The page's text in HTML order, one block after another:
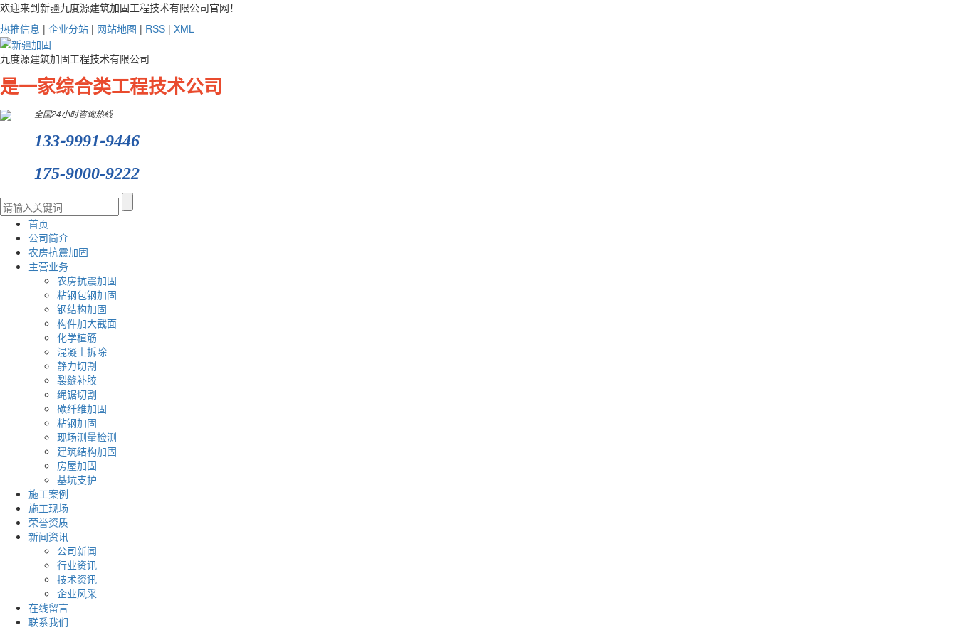
欢迎来到新疆九度源建筑加固工程技术有限公司官网！
热推信息 | 企业分站 | 网站地图 | RSS | XML
九度源建筑加固工程技术有限公司
是一家综合类工程技术公司
全国24小时咨询热线
133-9991-9446
175-9000-9222
首页
公司简介
农房抗震加固
主营业务
农房抗震加固
粘钢包钢加固
钢结构加固
构件加大截面
化学植筋
混凝土拆除
静力切割
裂缝补胶
绳锯切割
碳纤维加固
粘钢加固
现场测量检测
建筑结构加固
房屋加固
基坑支护
施工案例
施工现场
荣誉资质
新闻资讯
公司新闻
行业资讯
技术资讯
企业风采
在线留言
联系我们